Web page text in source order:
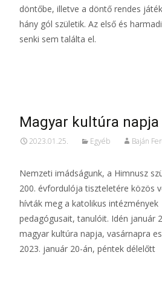
döntőbe, illetve a döntő rendes
hány gól születik. Az első és
senki sem találta el.
Magyar kultúra napja
2023.01.25. Egyéb Baján
Nemzeti imádságunk, a Himnusz
200. évfordulója tiszteletére közös
hívták meg a katolikus intézmények
pedagógusait, tanulóit. Idén január
magyar kultúra napja, vasárnapra
2023. január 20-án, péntek délelőtt